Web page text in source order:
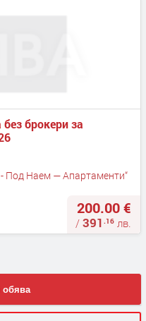
брокери за
Под Наем — Апартаменти“
200.00 €
/391.16 лв.
обява